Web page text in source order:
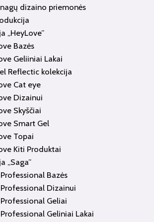
nagų dizaino priemonės
„HeyLove”
Bazės
Geliiniai Lakai
Reflectic kolekcija
Cat eye
Dizainui
Skyščiai
Smart Gel
Topai
Kiti Produktai
„Saga”
Bazės
Dizainui
Geliai
Geliniai Lakai